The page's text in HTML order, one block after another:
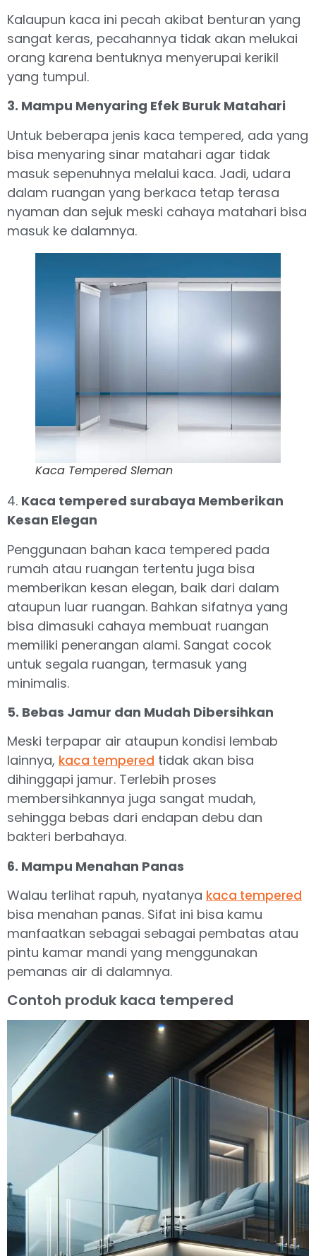
Kalaupun kaca ini pecah akibat benturan yang
sangat keras, pecahannya tidak akan melukai
orang karena bentuknya menyerupai kerikil
yang tumpul.
3. Mampu Menyaring Efek Buruk Matahari
Untuk beberapa jenis kaca tempered, ada yang
bisa menyaring sinar matahari agar tidak
masuk sepenuhnya melalui kaca. Jadi, udara
dalam ruangan yang berkaca tetap terasa
nyaman dan sejuk meski cahaya matahari bisa
masuk ke dalamnya.
Kaca Tempered Sleman
4. Kaca tempered surabaya Memberikan
Kesan Elegan
Penggunaan bahan kaca tempered pada
rumah atau ruangan tertentu juga bisa
memberikan kesan elegan, baik dari dalam
ataupun luar ruangan. Bahkan sifatnya yang
bisa dimasuki cahaya membuat ruangan
memiliki penerangan alami. Sangat cocok
untuk segala ruangan, termasuk yang
minimalis.
5. Bebas Jamur dan Mudah Dibersihkan
Meski terpapar air ataupun kondisi lembab
lainnya, kaca tempered tidak akan bisa
dihinggapi jamur. Terlebih proses
membersihkannya juga sangat mudah,
sehingga bebas dari endapan debu dan
bakteri berbahaya.
6. Mampu Menahan Panas
Walau terlihat rapuh, nyatanya kaca tempered
bisa menahan panas. Sifat ini bisa kamu
manfaatkan sebagai sebagai pembatas atau
pintu kamar mandi yang menggunakan
pemanas air di dalamnya.
Contoh produk kaca tempered